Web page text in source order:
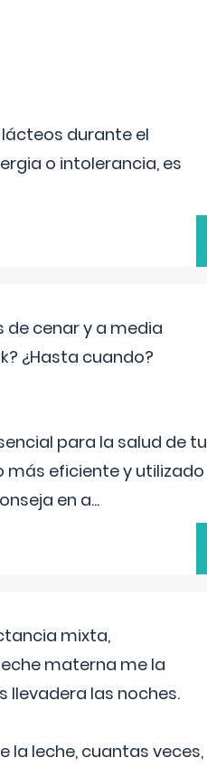
durante el
o intolerancia, es
de cenar y a media
¿Hasta cuando?
para la salud de tu
más eficiente y utilizado
en a...
mixta,
materna me la
las noches.
leche, cuantas veces,